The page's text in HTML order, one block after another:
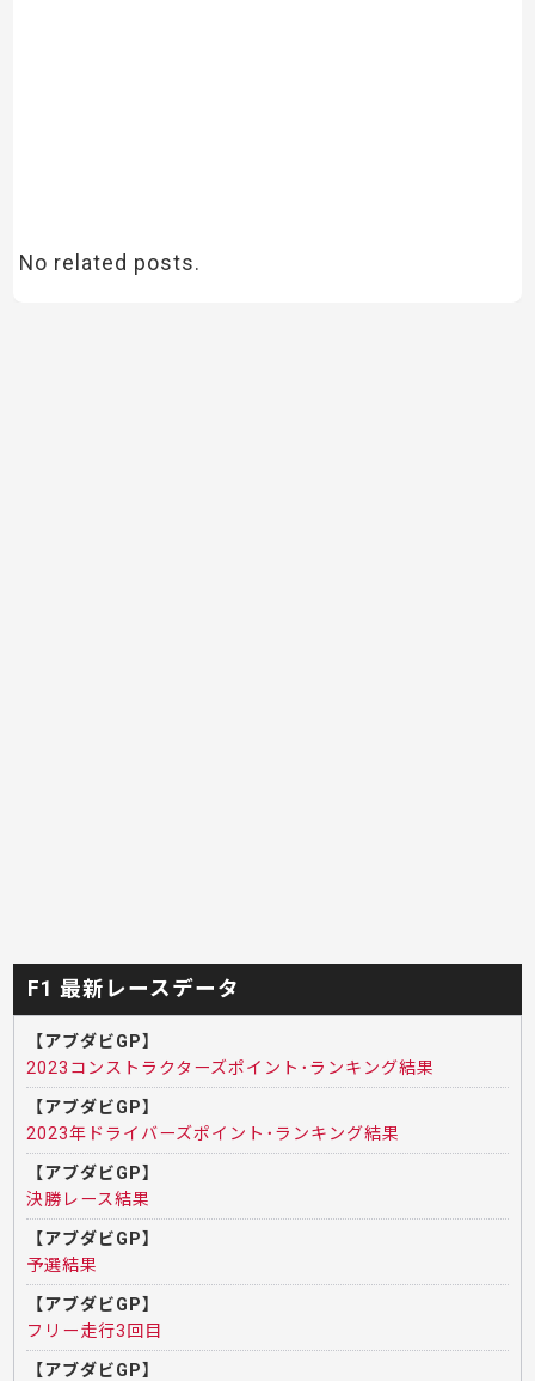
No related posts.
F1 最新レースデータ
【アブダビGP】
2023コンストラクターズポイント･ランキング結果
【アブダビGP】
2023年ドライバーズポイント･ランキング結果
【アブダビGP】
決勝レース結果
【アブダビGP】
予選結果
【アブダビGP】
フリー走行3回目
【アブダビGP】